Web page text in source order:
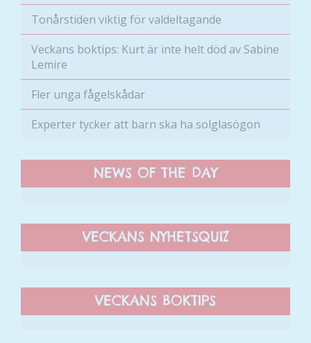
Tonårstiden viktig för valdeltagande
Veckans boktips: Kurt är inte helt död av Sabine
Lemire
Fler unga fågelskådar
Experter tycker att barn ska ha solglasögon
NEWS OF THE DAY
VECKANS NYHETSQUIZ
VECKANS BOKTIPS
behövs för
att hemsidan
över huvud
taget ska
Statistik
För att vi ska
förbättra
hemsidans
uppbyggnad,
baserat på
hur hemsidan
Upplevelse